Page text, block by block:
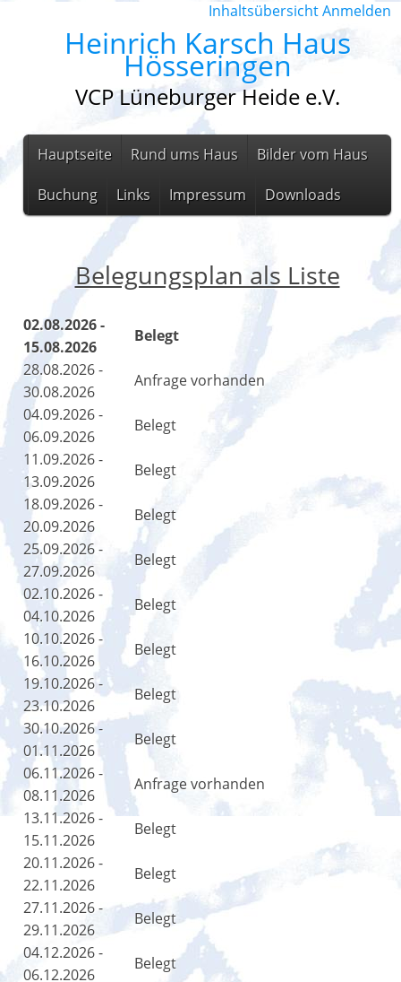
InhaltsübersichtAnmelden
Heinrich Karsch Haus
Hösseringen
VCP Lüneburger Heide e.V.
Hauptseite Rund ums Haus Bilder vom Haus
Buchung Links Impressum Downloads
Belegungsplan als Liste
02.08.2026 -
15.08.2026
Belegt
28.08.2026 -
30.08.2026
Anfrage vorhanden
04.09.2026 -
06.09.2026
Belegt
11.09.2026 -
13.09.2026
Belegt
18.09.2026 -
20.09.2026
Belegt
25.09.2026 -
27.09.2026
Belegt
02.10.2026 -
04.10.2026
Belegt
10.10.2026 -
16.10.2026
Belegt
19.10.2026 -
23.10.2026
Belegt
30.10.2026 -
01.11.2026
Belegt
06.11.2026 -
08.11.2026
Anfrage vorhanden
13.11.2026 -
15.11.2026
Belegt
20.11.2026 -
22.11.2026
Belegt
27.11.2026 -
29.11.2026
Belegt
04.12.2026 -
06.12.2026
Belegt